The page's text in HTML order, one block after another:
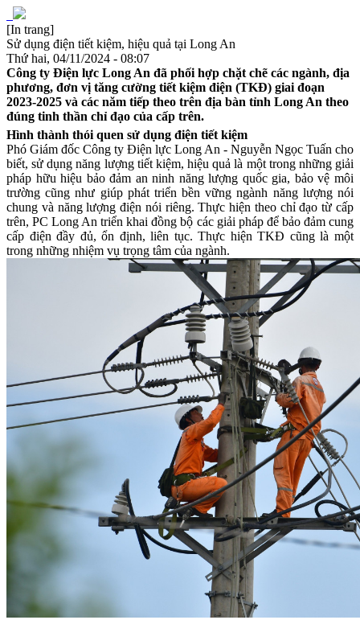
[In trang]
Sử dụng điện tiết kiệm, hiệu quả tại Long An
Thứ hai, 04/11/2024 - 08:07
Công ty Điện lực Long An đã phối hợp chặt chẽ các ngành, địa
phương, đơn vị tăng cường tiết kiệm điện (TKĐ) giai đoạn
2023-2025 và các năm tiếp theo trên địa bàn tỉnh Long An theo
đúng tinh thần chỉ đạo của cấp trên.
Hình thành thói quen sử dụng điện tiết kiệm
Phó Giám đốc Công ty Điện lực Long An - Nguyễn Ngọc Tuấn cho
biết, sử dụng năng lượng tiết kiệm, hiệu quả là một trong những giải
pháp hữu hiệu bảo đảm an ninh năng lượng quốc gia, bảo vệ môi
trường cũng như giúp phát triển bền vững ngành năng lượng nói
chung và năng lượng điện nói riêng. Thực hiện theo chỉ đạo từ cấp
trên, PC Long An triển khai đồng bộ các giải pháp để bảo đảm cung
cấp điện đầy đủ, ổn định, liên tục. Thực hiện TKĐ cũng là một
trong những nhiệm vụ trọng tâm của ngành.